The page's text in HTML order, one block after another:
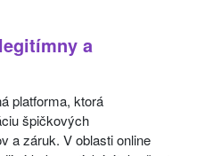
a
platforma, ktorá
špičkových
a záruk. V oblasti online